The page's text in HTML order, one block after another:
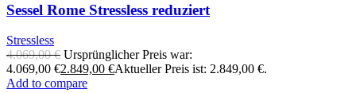
Sessel Rome Stressless reduziert
Stressless
4.069,00€ Ursprünglicher Preis war:
4.069,00 €2.849,00 €Aktueller Preis ist: 2.849,00 €.
Add to compare